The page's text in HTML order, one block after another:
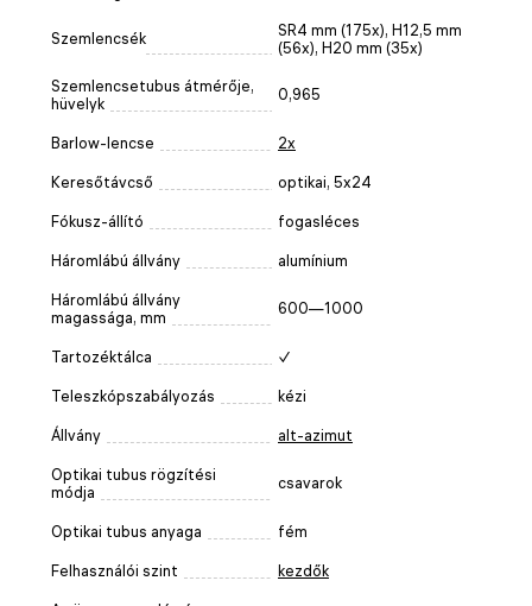
Szemlencsék
SR4 mm (175x), H12,5 mm
(56x), H20 mm (35x)
Szemlencsetubus átmérője,
hüvelyk
0,965
Barlow-lencse 2x
Keresőtávcső optikai, 5x24
Fókusz-állító fogasléces
Háromlábú állvány alumínium
Háromlábú állvány
magassága, mm
600—1000
Tartozéktálca ✓
Teleszkópszabályozás kézi
Állvány alt-azimut
Optikai tubus rögzítési
módja
csavarok
Optikai tubus anyaga fém
Felhasználói szint kezdők